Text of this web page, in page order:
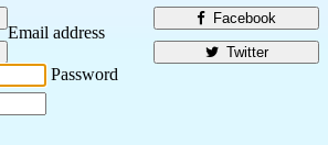
Facebook
Twitter
Email address
Password